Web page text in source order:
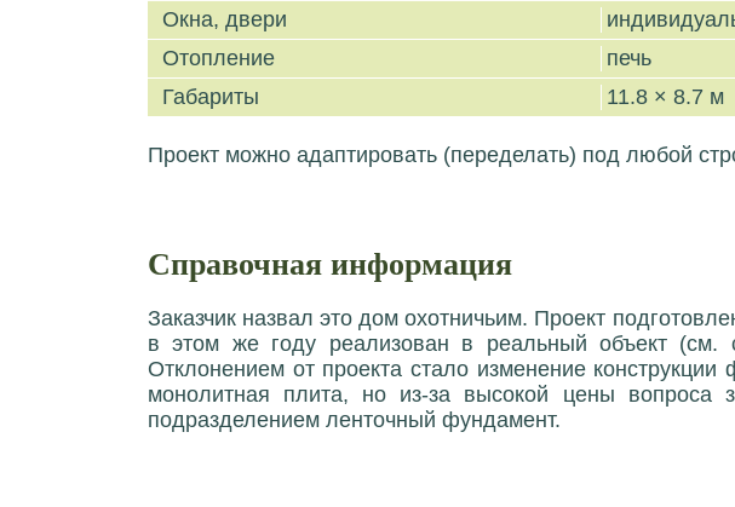
Окна, двери
Отопление
печь
Габариты
11.8 × 8.7 м
Проект можно адаптировать (переделать) под любой
Справочная информация
Заказчик назвал это дом охотничьим. Проект
в этом же году реализован в реальный объект (см.
Отклонением от проекта стало изменение
монолитная плита, но из-за высокой цены вопроса
подразделением ленточный фундамент.